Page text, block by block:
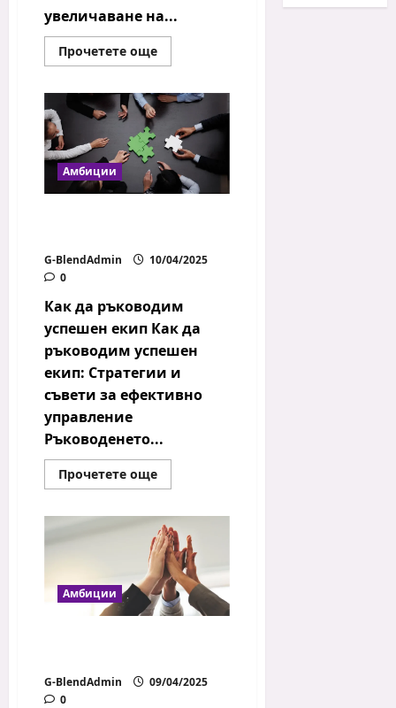
увеличаване на...
Прочетете ощеRead
more
да
печелим
повече
пари
Амбиции
G-BlendAdmin
10/04/2025
0
Как да ръководим
успешен екип Как да
ръководим успешен
екип: Стратегии и
съвети за ефективно
управление
Ръководенето...
Прочетете ощеRead
more
да
ръководим
успешен
екип
Амбиции
G-BlendAdmin
09/04/2025
0